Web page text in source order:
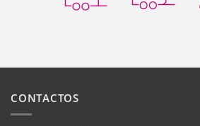
CONTACTOS